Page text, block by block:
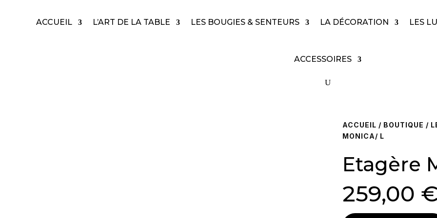
ACCUEIL L’ART DE LA TABLE LES BOUGIES & SENTEURS LA DÉCORATION LES
ACCESSOIRES
ACCUEIL / BOUTIQUE /
MONICA/ L
Etagère
259,00